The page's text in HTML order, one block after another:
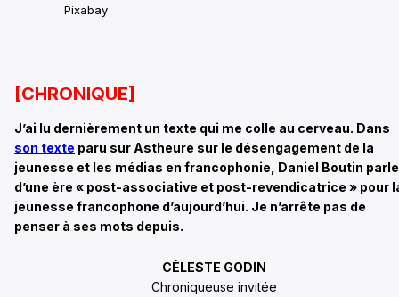
Pixabay
[CHRONIQUE]
J’ai lu dernièrement un texte qui me colle au cerveau. Dans
son texte paru sur Astheure sur le désengagement de la
jeunesse et les médias en francophonie, Daniel Boutin parle
d’une ère « post-associative et post-revendicatrice » pour
jeunesse francophone d’aujourd’hui. Je n’arrête pas de
penser à ses mots depuis.
CÉLESTE GODIN
Chroniqueuse invitée